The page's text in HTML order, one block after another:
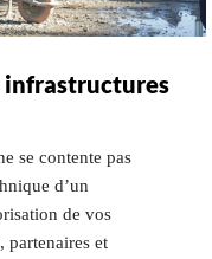
infrastructures
se contente pas
d’un
de vos
partenaires et